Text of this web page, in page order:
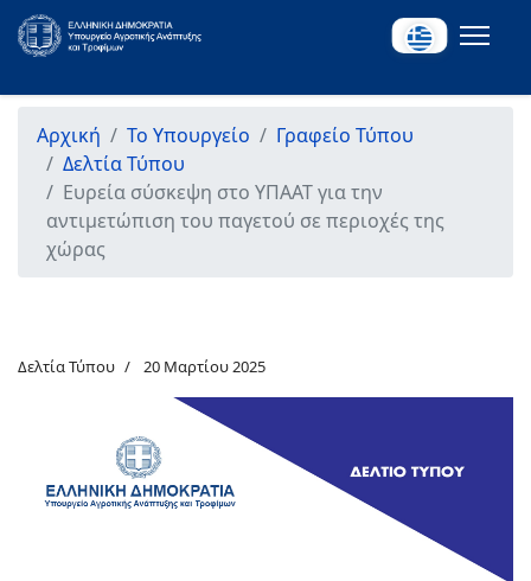
Αρχική Το Υπουργείο
Γραφείο Τύπου
Δελτία Τύπου
Ευρεία σύσκεψη στο ΥΠΑΑΤ για την
αντιμετώπιση του παγετού σε περιοχές της
χώρας
Δελτία Τύπου 20 Μαρτίου 2025